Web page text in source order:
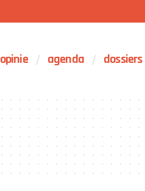
opinie agenda dossiers